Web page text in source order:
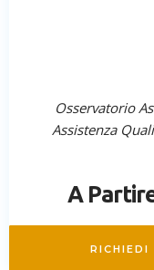
Osservatorio
Assistenza
A
RICHIEDI